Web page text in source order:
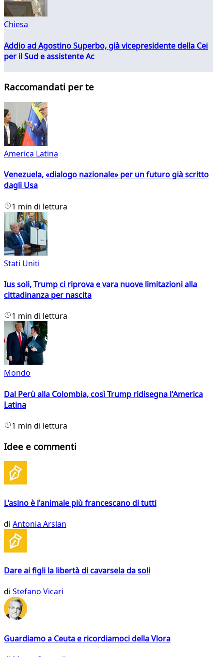
Chiesa
Addio ad Agostino Superbo, già vicepresidente della Cei
per il Sud e assistente Ac
Raccomandati per te
America Latina
Venezuela, «dialogo nazionale» per un futuro già scritto
dagli Usa
1 min di lettura
Stati Uniti
Ius soli, Trump ci riprova e vara nuove limitazioni alla
cittadinanza per nascita
1 min di lettura
Mondo
Dal Perù alla Colombia, così Trump ridisegna l'America
Latina
1 min di lettura
Idee e commenti
L'asino è l'animale più francescano di tutti
di Antonia Arslan
Dare ai figli la libertà di cavarsela da soli
di Stefano Vicari
Guardiamo a Ceuta e ricordiamoci della Vlora